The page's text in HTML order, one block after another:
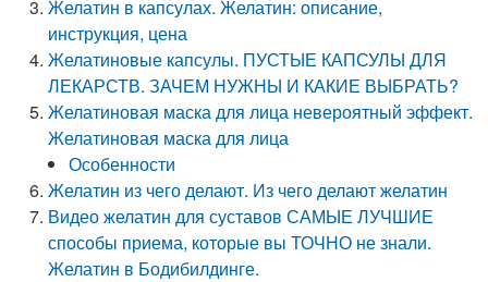
Желатин в капсулах. Желатин: описание,
инструкция, цена
Желатиновые капсулы. ПУСТЫЕ КАПСУЛЫ ДЛЯ
ЛЕКАРСТВ. ЗАЧЕМ НУЖНЫ И КАКИЕ ВЫБРАТЬ?
Желатиновая маска для лица невероятный эффект.
Желатиновая маска для лица
Особенности
Желатин из чего делают. Из чего делают желатин
Видео желатин для суставов САМЫЕ ЛУЧШИЕ
способы приема, которые вы ТОЧНО не знали.
Желатин в Бодибилдинге.